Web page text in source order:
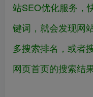
站SEO优化服务，
键词，就会发现网
多搜索排名，或者
网页首页的搜索结果